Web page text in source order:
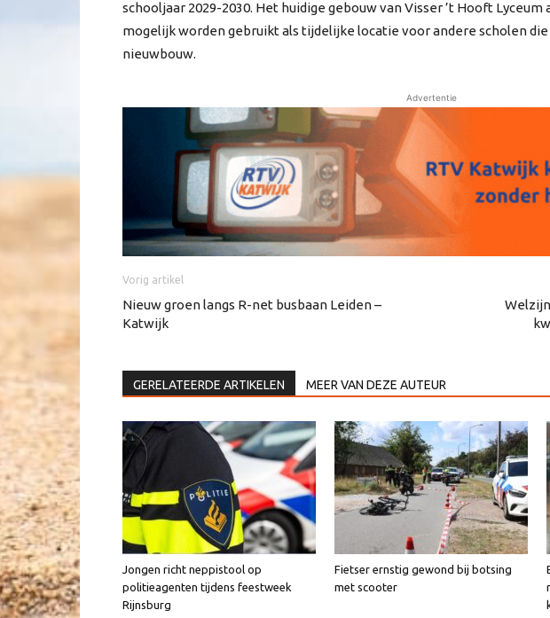
schooljaar 2029-2030. Het huidige gebouw van Visser ’t Hooft Lyceum
mogelijk worden gebruikt als tijdelijke locatie voor andere scholen
nieuwbouw.
Advertentie
Vorig artikel
Nieuw groen langs R-net busbaan Leiden –
Katwijk
GERELATEERDE ARTIKELEN MEER VAN DEZE AUTEUR
Jongen richt neppistool op
politieagenten tijdens feestweek
Rijnsburg
Fietser ernstig gewond bij botsing
met scooter